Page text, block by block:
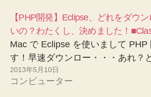
【PHP開発】Eclipse、どれをダウ
いの？わたくし、決めました！
Mac で Eclipse を使いまして PHP
す！早速ダウンロー・・・あれ？
2013年5月10日
コンピューター